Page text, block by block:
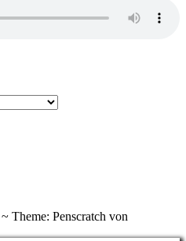
~ Theme: Penscratch von